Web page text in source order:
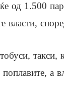
од 1.500
а